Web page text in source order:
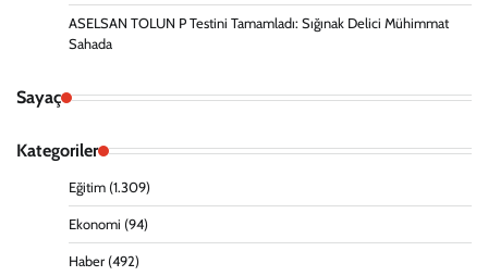
ASELSAN TOLUN P Testini Tamamladı: Sığınak Delici Mühimmat
Sahada
Sayaç
Kategoriler
Eğitim (1.309)
Ekonomi (94)
Haber (492)